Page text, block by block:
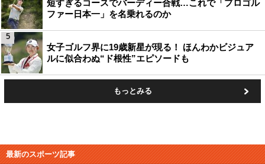
短すぎるコースでバーディー合戦…これで「プロゴル
ファー日本一」を名乗れるのか
女子ゴルフ界に19歳新星が現る！ ほんわかビジュア
ルに似合わぬ“ド根性”エピソードも
5
もっとみる
最新のスポーツ記事